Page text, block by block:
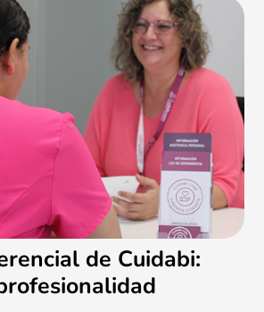
de Cuidabi: